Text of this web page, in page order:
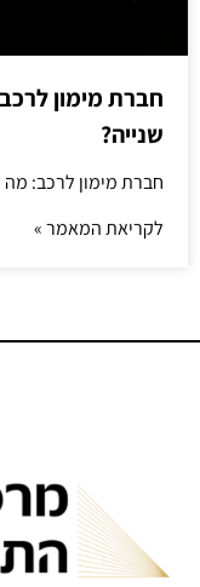
חברת מימון
שנייה?
חברת מימון לרכב: מה
לקריאת המאמר »